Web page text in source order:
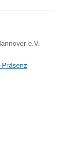
e.V.
Präsenz